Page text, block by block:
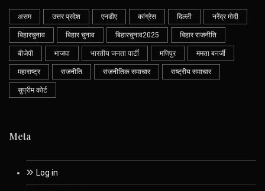
असम उत्तर प्रदेश एनडीए कांग्रेस दिल्ली नरेंद्र मोदी
बिहारचुनाव बिहार चुनाव बिहारचुनाव2025 बिहार राजनीति
बीजेपी भाजपा भारतीय जनता पार्टी मणिपुर ममता बनर्जी
महाराष्ट्र राजनीति राजनीतिक समाचार राष्ट्रीय समाचार
सुप्रीम कोर्ट
Meta
Log in